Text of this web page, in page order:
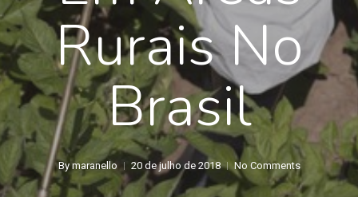
Rurais No
Brasil
By maranello 20 de julho de 2018 No Comments